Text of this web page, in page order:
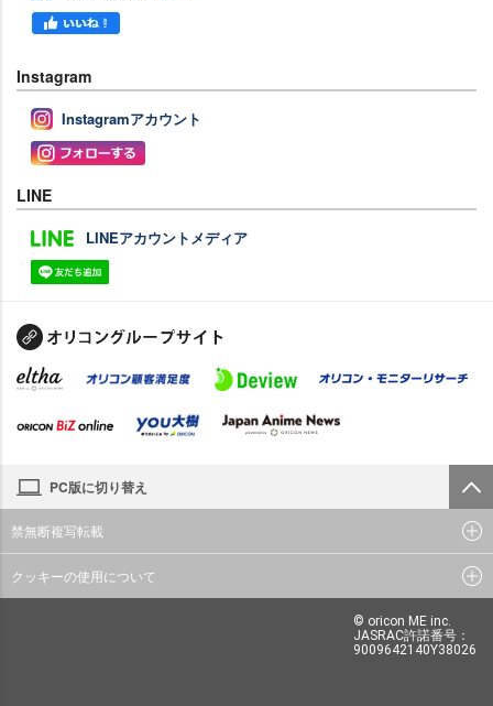
Instagram
Instagramアカウント
LINE
LINEアカウントメディア
PC版に切り替え
禁無断複写転載
クッキーの使用について
© oricon ME inc.
JASRAC許諾番号：
9009642140Y38026